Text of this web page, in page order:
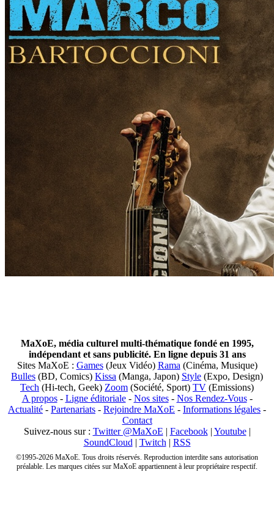
MaXoE, média culturel multi-thématique fondé en 1995,
indépendant et sans publicité. En ligne depuis 31 ans
Sites MaXoE : Games(Jeux Vidéo) Rama (Cinéma, Musique)
Bulles (BD, Comics) Kissa (Manga, Japon) Style (Expo, Design)
Tech (Hi-tech, Geek) Zoom (Société, Sport) TV (Emissions)
A propos- Ligne éditoriale- Nos sites- Nos Rendez-Vous-
Actualité - Partenariats - Rejoindre MaXoE - Informations légales -
Contact
Suivez-nous sur : Twitter @MaXoE | Facebook| Youtube|
SoundCloud | Twitch | RSS
©1995-2026 MaXoE. Tous droits réservés. Reproduction interdite sans autorisation
préalable. Les marques citées sur MaXoE appartiennent à leur propriétaire respectif.